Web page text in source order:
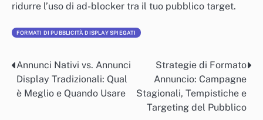
ridurre l’uso di ad-blocker tra il tuo pubblico target.
FORMATI DI PUBBLICITÀ DISPLAY SPIEGATI
Post
navigation
Annunci Nativi vs. Annunci
Display Tradizionali: Qual
è Meglio e Quando Usare
Strategie di Formato
Annuncio: Campagne
Stagionali, Tempistiche e
Targeting del Pubblico